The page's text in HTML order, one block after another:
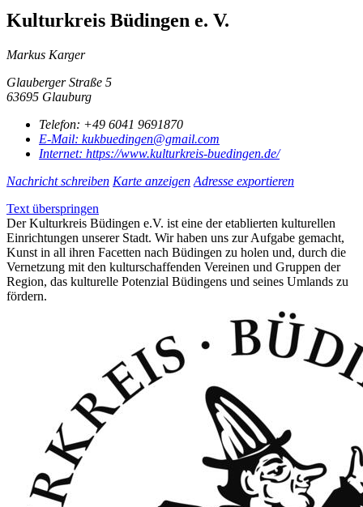
Kulturkreis Büdingen e. V.
Markus Karger
Glauberger Straße 5
63695 Glauburg
Telefon: +49 6041 9691870
E-Mail: kukbuedingen@gmail.com
Internet: https://www.kulturkreis-buedingen.de/
Nachricht schreiben Karte anzeigen Adresse exportieren
Text überspringen
Der Kulturkreis Büdingen e.V. ist eine der etablierten kulturellen
Einrichtungen unserer Stadt. Wir haben uns zur Aufgabe gemacht,
Kunst in all ihren Facetten nach Büdingen zu holen und, durch die
Vernetzung mit den kulturschaffenden Vereinen und Gruppen der
Region, das kulturelle Potenzial Büdingens und seines Umlands zu
fördern.